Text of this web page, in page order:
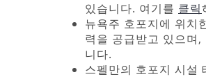
있습니다. 여기를 클릭
뉴욕주 호포지에 위치
력을 공급받고 있으며
니다.
스펠만의 호포지 시설